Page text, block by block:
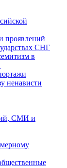
проявлений
СНГ
в
ненависти
СМИ и